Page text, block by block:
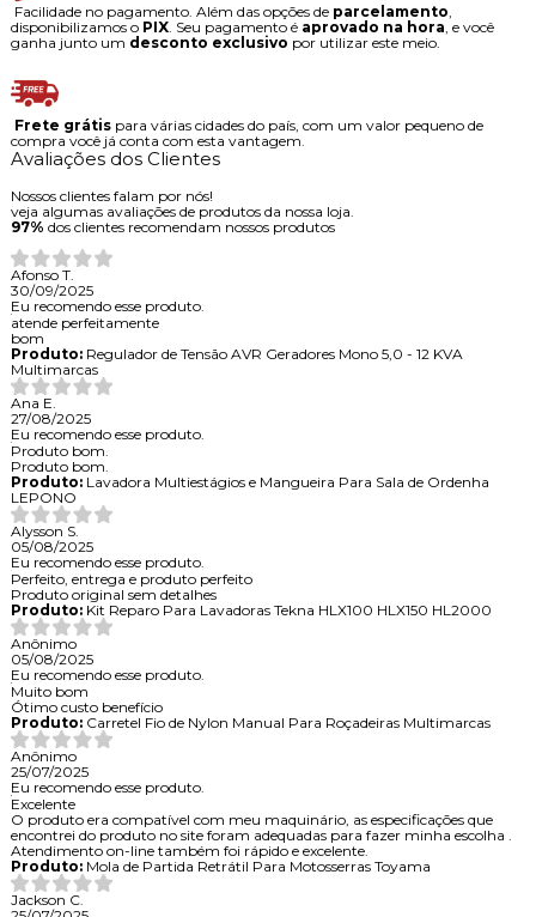
Facilidade no pagamento. Além das opções de parcelamento
disponibilizamos o PIX. Seu pagamento é aprovado na hora , e você
ganha junto um desconto exclusivo por utilizar este meio.
Frete grátispara várias cidades do país, com um valor pequeno de
compra você já conta com esta vantagem.
Avaliações dos Clientes
Nossos clientes falam por nós!
veja algumas avaliações de produtos da nossa loja.
97% dos clientes recomendam nossos produtos
Afonso T.
30/09/2025
Eu recomendo esse produto.
atende perfeitamente
bom
Produto:Regulador de Tensão AVR Geradores Mono 5,0 - 12 KVA
Multimarcas
Ana E.
27/08/2025
Eu recomendo esse produto.
Produto bom.
Produto bom.
Produto:Lavadora Multiestágios e Mangueira Para Sala de Ordenha
LEPONO
Alysson S.
05/08/2025
Eu recomendo esse produto.
Perfeito, entrega e produto perfeito
Produto original sem detalhes
Produto:Kit Reparo Para Lavadoras Tekna HLX100 HLX150 HL2000
Anônimo
05/08/2025
Eu recomendo esse produto.
Muito bom
Ótimo custo benefício
Produto:Carretel Fio de Nylon Manual Para Roçadeiras Multimarcas
Anônimo
25/07/2025
Eu recomendo esse produto.
Excelente
O produto era compatível com meu maquinário, as especificações que
encontrei do produto no site foram adequadas para fazer minha escolha .
Atendimento on-line também foi rápido e excelente.
Produto:Mola de Partida Retrátil Para Motosserras Toyama
Jackson C.